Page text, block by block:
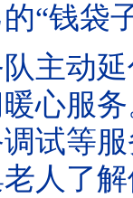
“钱袋
主动
心服
试等
人了